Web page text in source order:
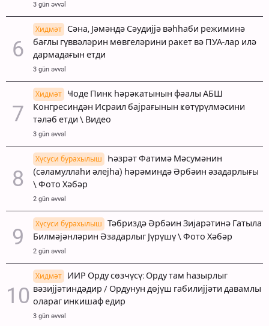
3 gün əvvəl
Хидмәт
Сәна, Јәмәндә Сәудијјә вәһһаби режиминә
бағлы гүввәләрин мөвгеләрини ракет вә ПУА-лар илә
дармадағын етди
3 gün əvvəl
Хидмәт
Ҹоде Пинк һәрәкатынын фәалы АБШ
Конгресиндән Исраил бајрағынын ҝөтүрүлмәсини
тәләб етди \ Видео
3 gün əvvəl
Хүсуси бурахылыш
Һәзрәт Фатимә Мәсумәнин
(сәламуллаһи әлејһа) һәрәминдә Әрбәин әзадарлығы
\ Фото Хәбәр
2 gün əvvəl
Хүсуси бурахылыш
Тәбриздә Әрбәин Зијарәтинә Гатыла
Билмәјәнләрин Әзадарлыг Јүрүшү \ Фото Хәбәр
2 gün əvvəl
Хидмәт
ИИР Орду сөзчүсү: Орду там һазырлыг
вәзијјәтиндәдир / Ордунун дөјүш габилијјәти давамлы
олараг инкишаф едир
3 gün əvvəl